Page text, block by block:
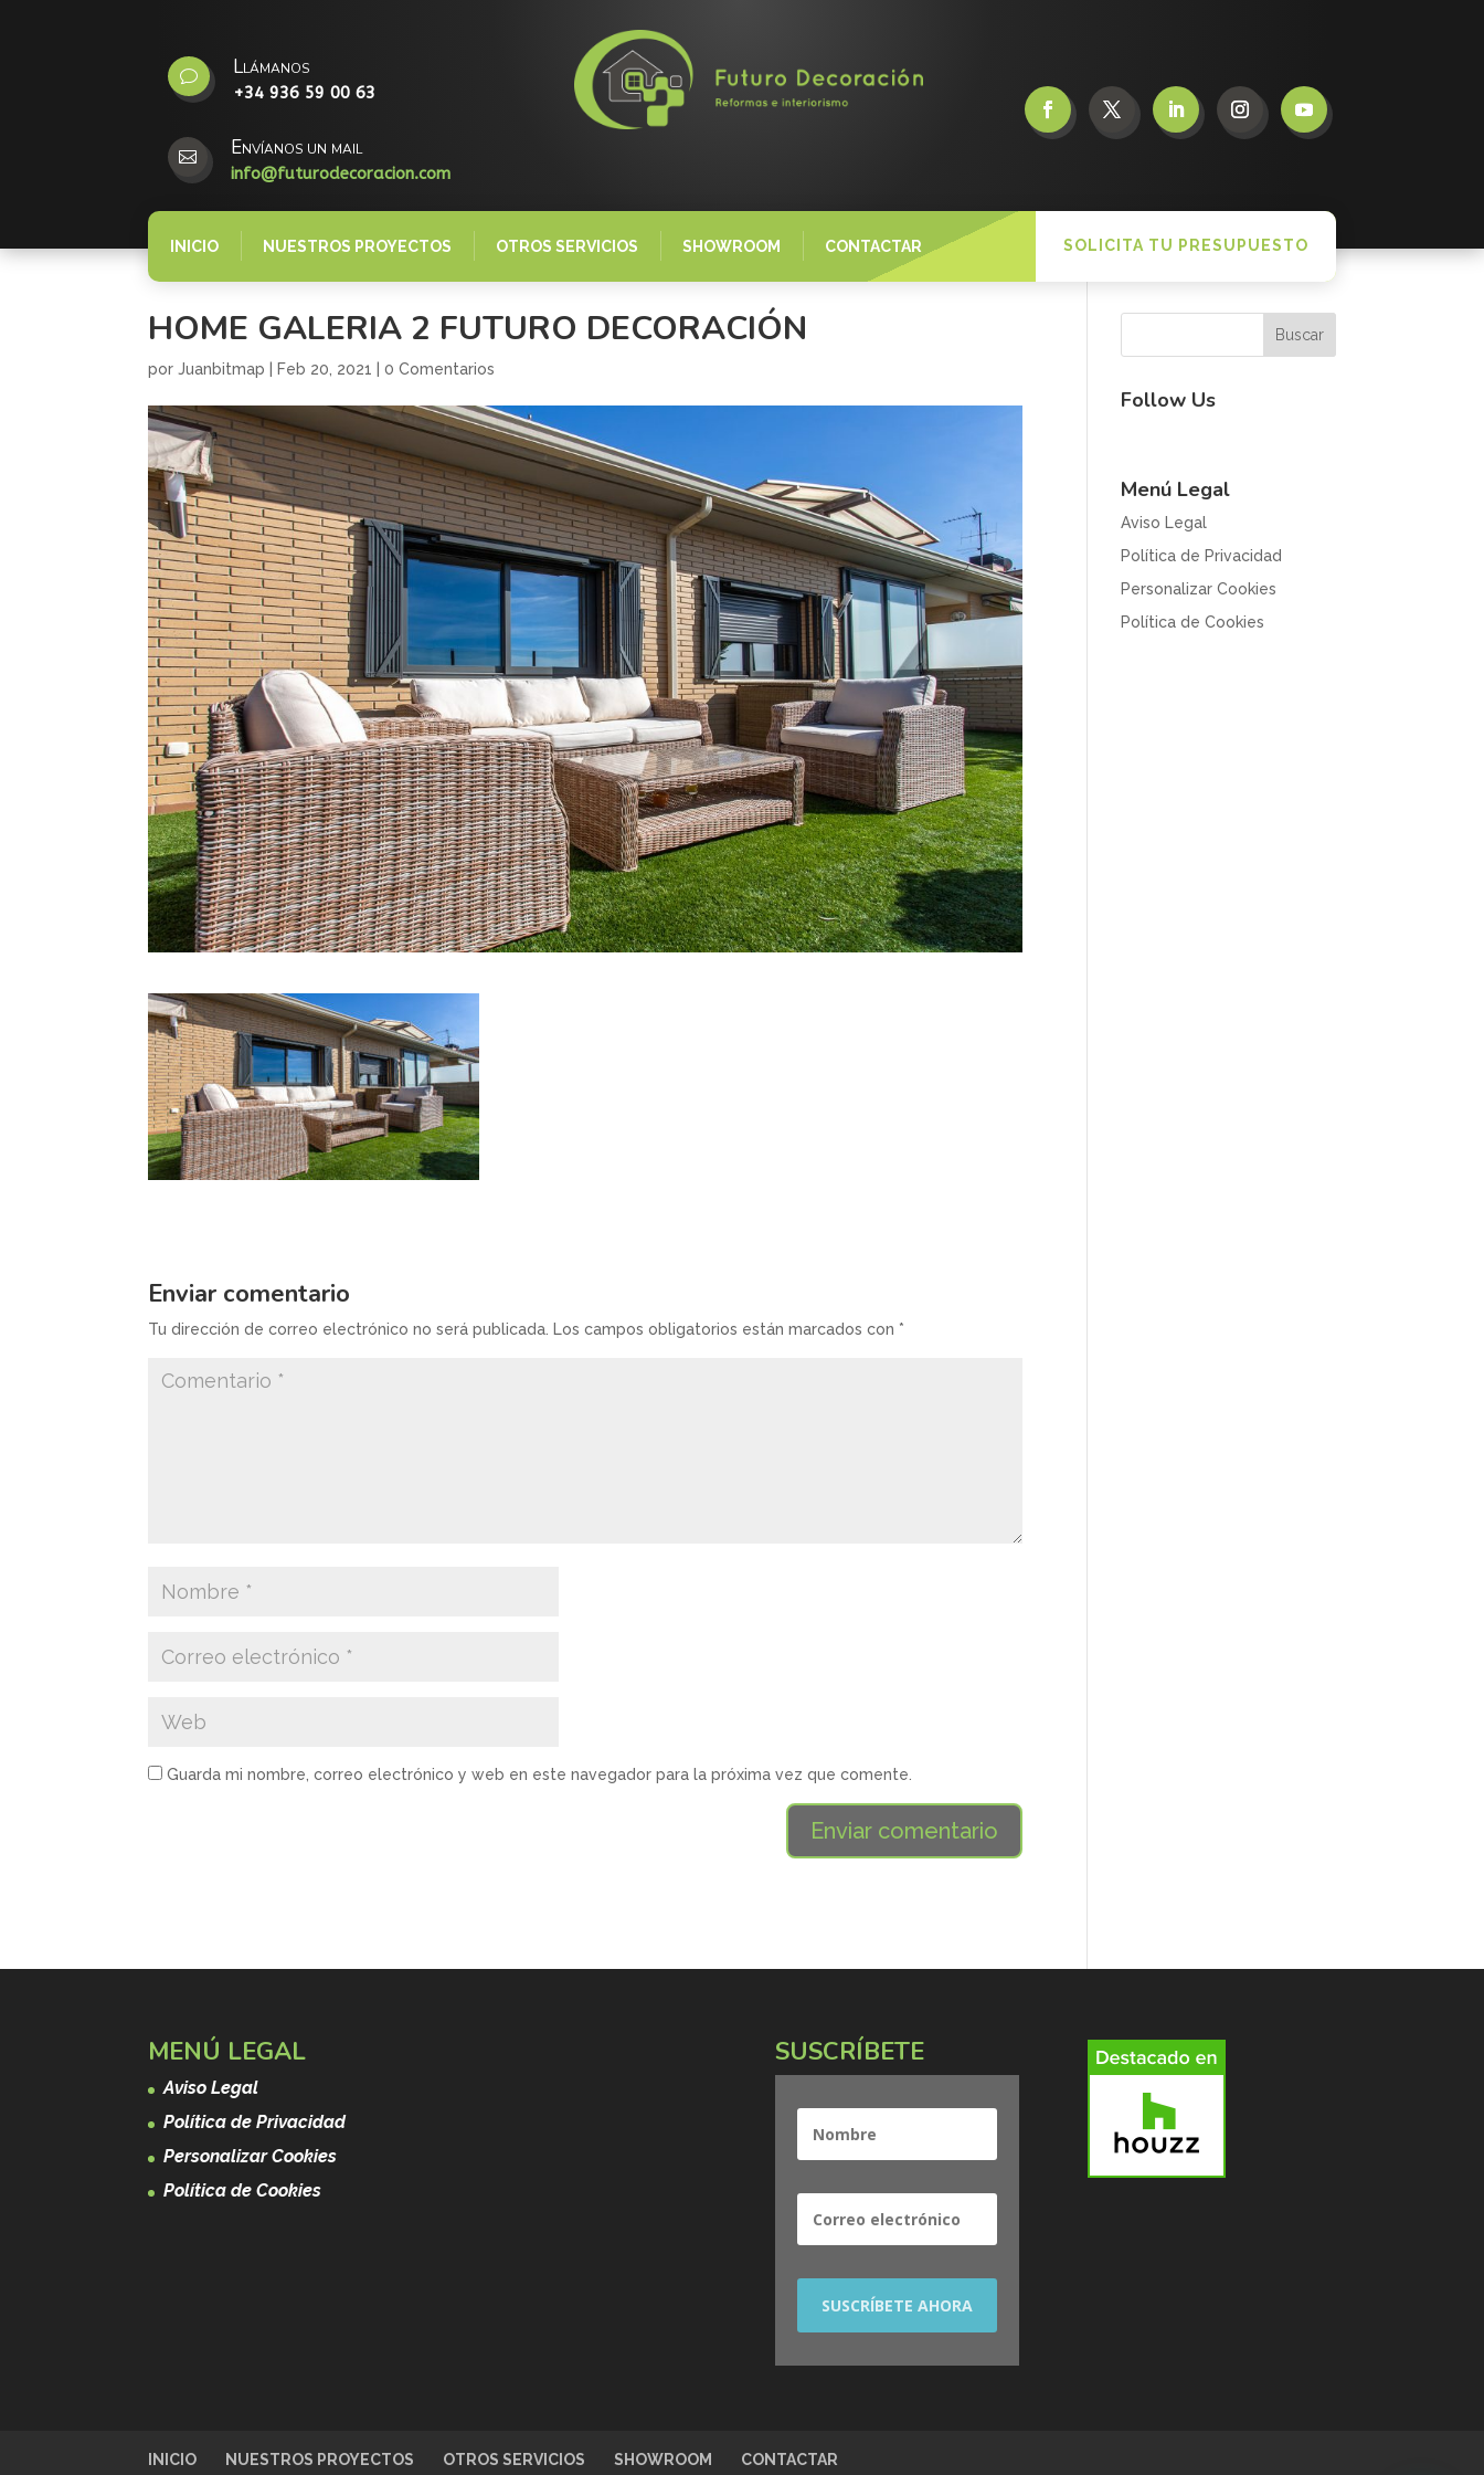
v Llámanos
+34 936 59 00 63
 Envíanos un mail
info@futurodecoracion.com
SOLICITA TU PRESUPUESTO
INICIO NUESTROS PROYECTOS OTROS SERVICIOS SHOWROOM CONTACTAR
HOME GALERIA 2 FUTURO DECORACIÓN
porJuanbitmap Feb 20, 2021 |0 Comentarios
Enviar comentario
Tu dirección de correo electrónico no será publicada. Los campos obligatorios están marcados con *
Guarda mi nombre, correo electrónico y web en este navegador para la próxima vez que comente.
Follow Us
Menú Legal
Aviso Legal
Política de Privacidad
Personalizar Cookies
Política de Cookies
MENÚ LEGAL
Aviso Legal
Política de Privacidad
Personalizar Cookies
Política de Cookies
SUSCRÍBETE
INICIO NUESTROS PROYECTOS OTROS SERVICIOS SHOWROOM CONTACTAR